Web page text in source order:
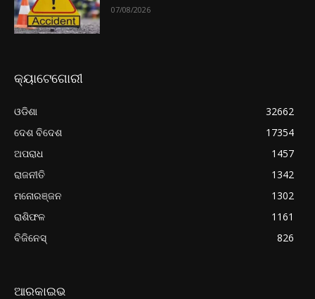
07/08/2026
କ୍ୟାଟେଗୋରୀ
ଓଡିଶା
32662
ଦେଶ ବିଦେଶ
17354
ଅପରାଧ
1457
ରାଜନୀତି
1342
ମନୋରଞ୍ଜନ
1302
ରାଶିଫଳ
1161
ବିଜିନେସ୍
826
ଆରକାଇଭ